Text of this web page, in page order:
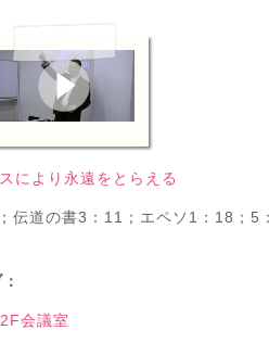
により永遠をとらえる
伝道の書3：11；エペソ1：18；5
会議室